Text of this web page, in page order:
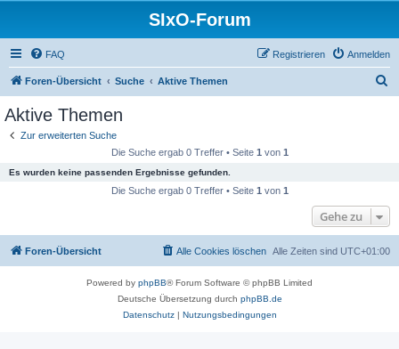
SIxO-Forum
FAQ Anmelden
Registrieren
Foren-Übersicht Suche Aktive Themen
Aktive Themen
Zur erweiterten Suche
Die Suche ergab 0 Treffer • Seite 1 von 1
Es wurden keine passenden Ergebnisse gefunden.
Die Suche ergab 0 Treffer • Seite 1 von 1
Gehe zu
Foren-Übersicht Alle Zeiten sind UTC+01:00
Alle Cookies löschen
Powered by phpBB® Forum Software © phpBB Limited
Deutsche Übersetzung durch phpBB.de
Datenschutz| Nutzungsbedingungen